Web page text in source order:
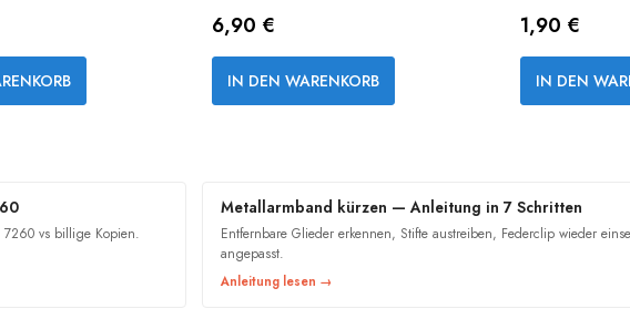
Preis
6,90 €
IN DEN WARENKORB
Preis
1,90 €
IN DEN
vs billige Kopien.
Metallarmband kürzen — Anleitung in 7 Schritten
Entfernbare Glieder erkennen, Stifte austreiben, Federclip wieder
angepasst.
Anleitung lesen →